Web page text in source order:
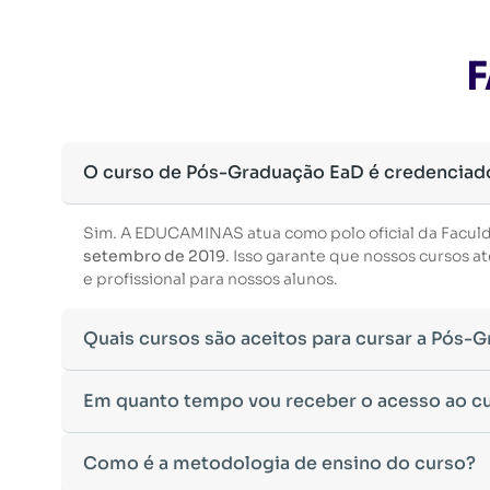
O curso de Pós-Graduação EaD é
Sim. A EDUCAMINAS atua como polo oficial da
setembro de 2019. Isso garante que nossos cursos
e profissional para nossos alunos.
Quais cursos são aceitos para cursar a Pós-
Para ingressar em um curso de pós-graduação, é
•Licenciatura– Formação voltada para o magistério
Em quanto tempo vou receber o acesso ao
Após a conclusão da sua matrícula e a confirmação
Como é a metodologia de ensino do curso?